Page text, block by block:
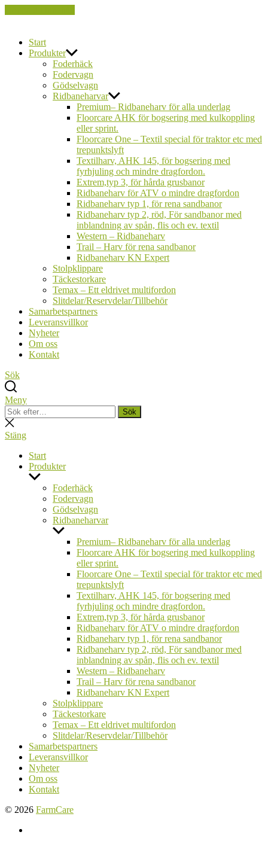
Start
Produkter
Foderhäck
Fodervagn
Gödselvagn
Ridbaneharvar
Premium– Ridbaneharv för alla underlag
Floorcare AHK för bogsering med kulkoppling
eller sprint.
Floorcare One – Textil special för traktor etc med
trepunktslyft
Textilharv, AHK 145, för bogsering med
fyrhjuling och mindre dragfordon.
Extrem,typ 3, för hårda grusbanor
Ridbaneharv för ATV o mindre dragfordon
Ridbaneharv typ 1, för rena sandbanor
Ridbaneharv typ 2, röd, För sandbanor med
inblandning av spån, flis och ev. textil
Western – Ridbaneharv
Trail – Harv för rena sandbanor
Ridbaneharv KN Expert
Stolpklippare
Täckestorkare
Temax – Ett eldrivet multifordon
Slitdelar/Reservdelar/Tillbehör
Samarbetspartners
Leveransvillkor
Nyheter
Om oss
Kontakt
Sök
Meny
Sök
efter:
Sök
Stäng
sökning
Stäng
Start
Produkter
Visa
undermenyFoderhäck
Fodervagn
Gödselvagn
Ridbaneharvar
Visa
undermenyPremium– Ridbaneharv för alla underlag
Floorcare AHK för bogsering med kulkoppling
eller sprint.
Floorcare One – Textil special för traktor etc med
trepunktslyft
Textilharv, AHK 145, för bogsering med
fyrhjuling och mindre dragfordon.
Extrem,typ 3, för hårda grusbanor
Ridbaneharv för ATV o mindre dragfordon
Ridbaneharv typ 1, för rena sandbanor
Ridbaneharv typ 2, röd, För sandbanor med
inblandning av spån, flis och ev. textil
Western – Ridbaneharv
Trail – Harv för rena sandbanor
Ridbaneharv KN Expert
Stolpklippare
Täckestorkare
Temax – Ett eldrivet multifordon
Slitdelar/Reservdelar/Tillbehör
Samarbetspartners
Leveransvillkor
Nyheter
Om oss
Kontakt
© 2026 FarmCare